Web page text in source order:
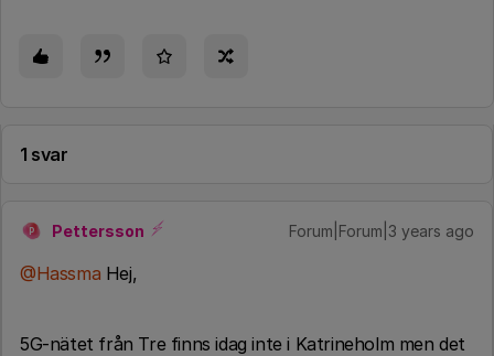
1 svar
P Pettersson Forum|Forum|3 years ago
@Hassma Hej,
5G-nätet från Tre finns idag inte i Katrineholm men det